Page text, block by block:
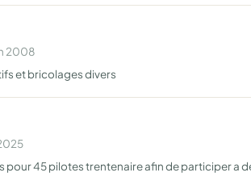
2008
et bricolages divers
45 pilotes trentenaire afin de participer a